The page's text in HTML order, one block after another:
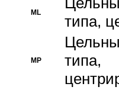
ML
типа,
MP
типа,